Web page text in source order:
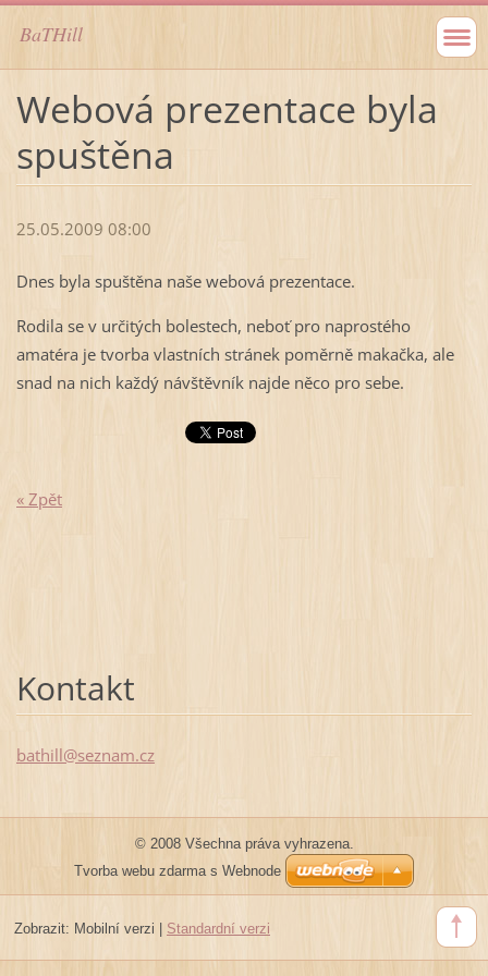
BaTHill
Webová prezentace byla
spuštěna
25.05.2009 08:00
Dnes byla spuštěna naše webová prezentace.
Rodila se v určitých bolestech, neboť pro naprostého
amatéra je tvorba vlastních stránek poměrně makačka, ale
snad na nich každý návštěvník najde něco pro sebe.
« Zpět
Kontakt
bathill@seznam.cz
© 2008 Všechna práva vyhrazena.
Tvorba webu zdarma s Webnode
Zobrazit: Mobilní verzi Standardní verzi